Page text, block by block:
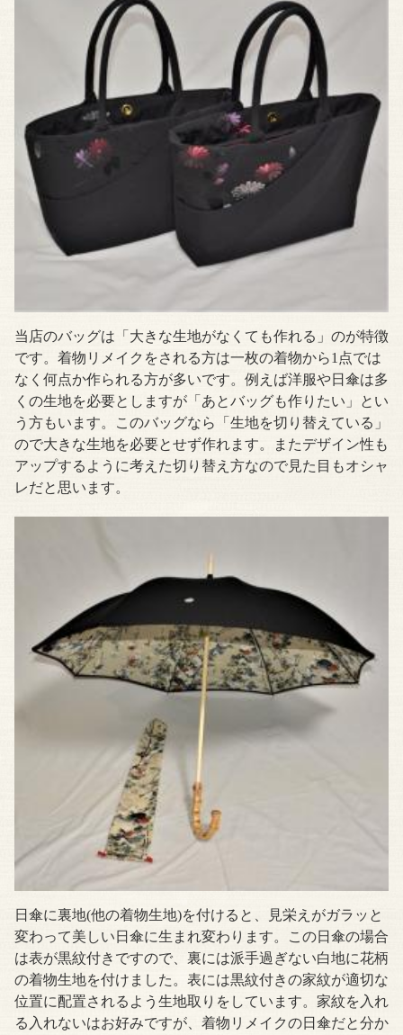
当店のバッグは「大きな生地がなくても作れる」のが特徴
です。着物リメイクをされる方は一枚の着物から1点では
なく何点か作られる方が多いです。例えば洋服や日傘は多
くの生地を必要としますが「あとバッグも作りたい」とい
う方もいます。このバッグなら「生地を切り替えている」
ので大きな生地を必要とせず作れます。またデザイン性も
アップするように考えた切り替え方なので見た目もオシャ
レだと思います。
日傘に裏地(他の着物生地)を付けると、見栄えがガラッと
変わって美しい日傘に生まれ変わります。この日傘の場合
は表が黒紋付きですので、裏には派手過ぎない白地に花柄
の着物生地を付けました。表には黒紋付きの家紋が適切な
位置に配置されるよう生地取りをしています。家紋を入れ
る入れないはお好みですが、着物リメイクの日傘だと分か